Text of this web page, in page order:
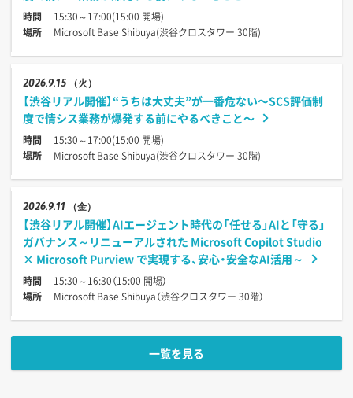
時間
15:30～17:00(15:00 開場)
場所
Microsoft Base Shibuya(渋谷クロスタワー 30階)
20269.15 （火）
【渋谷リアル開催】“うちは大丈夫”が一番危ない〜SCS評価制
度で情シス業務が爆発する前にやるべきこと〜
時間
15:30～17:00(15:00 開場)
場所
Microsoft Base Shibuya(渋谷クロスタワー 30階)
20269.11 （金）
【渋谷リアル開催】AIエージェント時代の「任せる」AIと「守る」
ガバナンス～リニューアルされた Microsoft Copilot Studio
× Microsoft Purview で実現する、安心・安全なAI活用～
時間
15:30～16:30（15:00 開場）
場所
Microsoft Base Shibuya（渋谷クロスタワー 30階）
一覧を見る